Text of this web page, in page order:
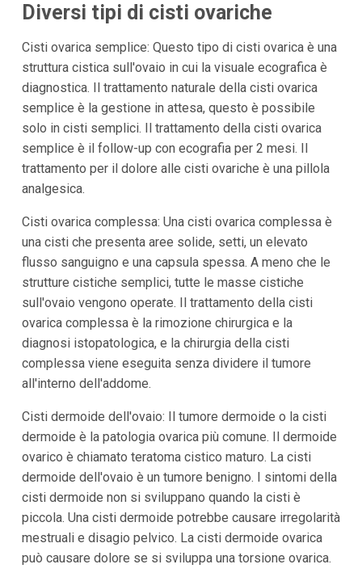
Diversi tipi di cisti ovariche
Cisti ovarica semplice: Questo tipo di cisti ovarica è una
struttura cistica sull'ovaio in cui la visuale ecografica è
diagnostica. Il trattamento naturale della cisti ovarica
semplice è la gestione in attesa, questo è possibile
solo in cisti semplici. Il trattamento della cisti ovarica
semplice è il follow-up con ecografia per 2 mesi. Il
trattamento per il dolore alle cisti ovariche è una pillola
analgesica.
Cisti ovarica complessa: Una cisti ovarica complessa è
una cisti che presenta aree solide, setti, un elevato
flusso sanguigno e una capsula spessa. A meno che le
strutture cistiche semplici, tutte le masse cistiche
sull'ovaio vengono operate. Il trattamento della cisti
ovarica complessa è la rimozione chirurgica e la
diagnosi istopatologica, e la chirurgia della cisti
complessa viene eseguita senza dividere il tumore
all'interno dell'addome.
Cisti dermoide dell'ovaio: Il tumore dermoide o la cisti
dermoide è la patologia ovarica più comune. Il dermoide
ovarico è chiamato teratoma cistico maturo. La cisti
dermoide dell'ovaio è un tumore benigno. I sintomi della
cisti dermoide non si sviluppano quando la cisti è
piccola. Una cisti dermoide potrebbe causare irregolarità
mestruali e disagio pelvico. La cisti dermoide ovarica
può causare dolore se si sviluppa una torsione ovarica.